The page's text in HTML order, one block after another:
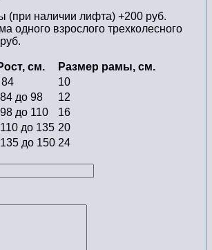
(при наличии лифта) +200 руб.
одного взрослого трехколесного
см.
Размер рамы, см.
10
до 98
12
до 110
16
до 135 20
до 150 24